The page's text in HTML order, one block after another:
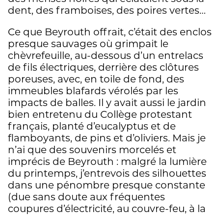
dent, des framboises, des poires vertes…
Ce que Beyrouth offrait, c’était des enclos
presque sauvages où grimpait le
chèvrefeuille, au-dessous d’un entrelacs
de fils électriques, derrière des clôtures
poreuses, avec, en toile de fond, des
immeubles blafards vérolés par les
impacts de balles. Il y avait aussi le jardin
bien entretenu du Collège protestant
français, planté d’eucalyptus et de
flamboyants, de pins et d’oliviers. Mais je
n’ai que des souvenirs morcelés et
imprécis de Beyrouth : malgré la lumière
du printemps, j’entrevois des silhouettes
dans une pénombre presque constante
(due sans doute aux fréquentes
coupures d’électricité, au couvre-feu, à la